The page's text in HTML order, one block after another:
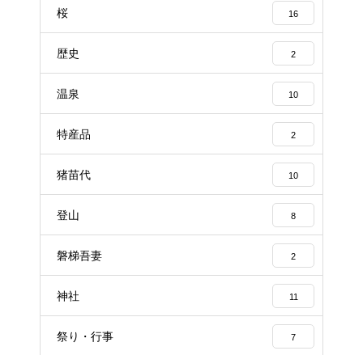
桜 16
歴史 2
温泉 10
特産品 2
猪苗代 10
登山 8
磐梯吾妻 2
神社 11
祭り・行事 7